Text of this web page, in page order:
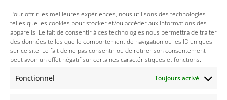
Pour offrir les meilleures expériences, nous utilisons des technologies
telles que les cookies pour stocker et/ou accéder aux informations des
appareils. Le fait de consentir à ces technologies nous permettra de traiter
des données telles que le comportement de navigation ou les ID uniques
sur ce site. Le fait de ne pas consentir ou de retirer son consentement
peut avoir un effet négatif sur certaines caractéristiques et fonctions.
Fonctionnel Toujours activé
On l’engage pour vaincre
5 janvier 2025